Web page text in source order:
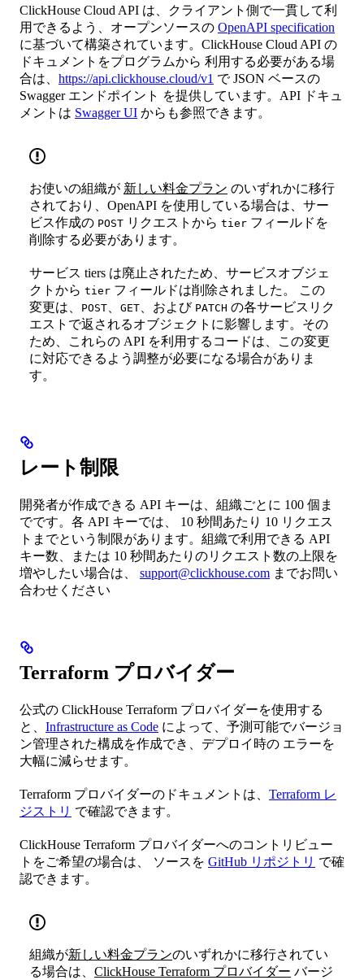
ClickHouse Cloud API は、クライアント側で一貫して利
用できるよう、オープンソースの OpenAPI specification
に基づいて構築されています。ClickHouse Cloud API の
ドキュメントをプログラムから 利用する必要がある場
合は、 https://api.clickhouse.cloud/v1 で JSON ベースの
Swagger エンドポイント を提供しています。API ドキュ
メントは Swagger UI からも参照できます。
お使いの組織が 新しい料金プラン のいずれかに移行
されており、OpenAPI を使用している場合は、サー
ビス作成の POST リクエストから tier フィールドを
削除する必要があります。
サービス tiers は廃止されたため、サービスオブジェ
クトから tier フィールドは削除されました。 この
変更は、
POST GET 、および PATCH の各サービスリク
エストで返されるオブジェクトに影響します。その
ため、これらの API を利用するコードは、この変更
に対応できるよう調整が必要になる場合がありま
す。
レート制限
開発者が作成できる API キーは、組織ごとに 100 個ま
でです。各 API キーでは、 10 秒間あたり 10 リクエス
トまでという制限があります。組織で利用できる API
キー数、または 10 秒間あたりのリクエスト数の上限を
増やしたい場合は、 support@clickhouse.com までお問い
合わせください
Terraform プロバイダー
公式の ClickHouse Terraform プロバイダーを使用する
と、 Infrastructure as Code によって、予測可能でバージョ
ン管理された構成を作成でき、デプロイ時の エラーを
大幅に減らせます。
Terraform プロバイダーのドキュメントは、 Terraform レ
ジストリ で確認できます。
ClickHouse Terraform プロバイダーへのコントリビュー
トをご希望の場合は、 ソースを GitHub リポジトリ で確
認できます。
組織が新しい料金プランのいずれかに移行されてい
る場合は、 ClickHouse Terraform プロバイダー バージ